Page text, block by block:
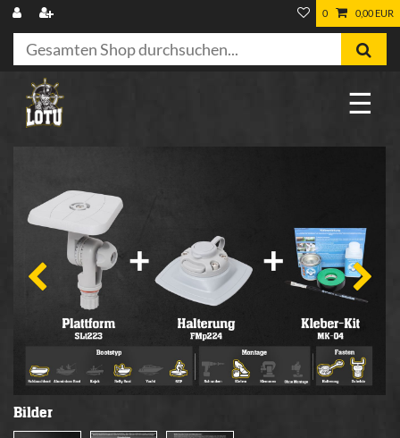
0 0,00 EUR
☰
Bilder